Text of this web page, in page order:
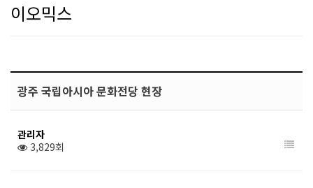
이오믹스
광주 국립아시아 문화전당 현장
관리자
3,829회